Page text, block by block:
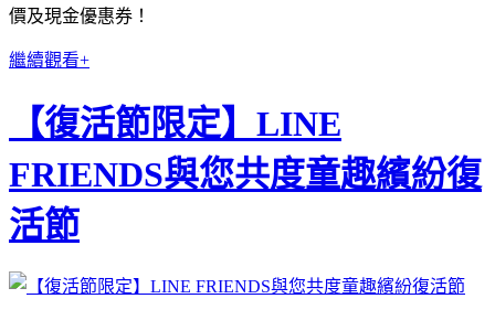
價及現金優惠券！
繼續觀看+
【復活節限定】LINE
FRIENDS與您共度童趣繽紛復
活節